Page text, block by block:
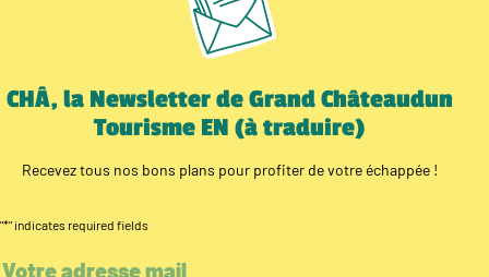
CHÂ, la Newsletter de Grand Châteaudun
Tourisme EN (à traduire)
Recevez tous nos bons plans pour profiter de votre échappée !
"*" indicates required fields